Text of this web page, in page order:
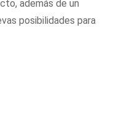
además de un
posibilidades para